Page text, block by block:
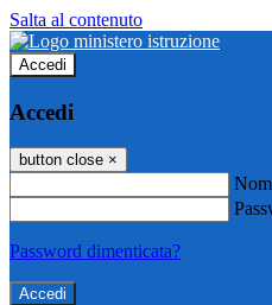
Salta al contenuto
Accedi
Accedi
button close ×
Password dimenticata?